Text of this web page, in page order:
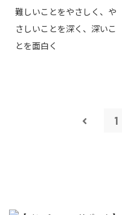
難しいことをやさしく、や
さしいことを深く、深いこ
とを面白く
1